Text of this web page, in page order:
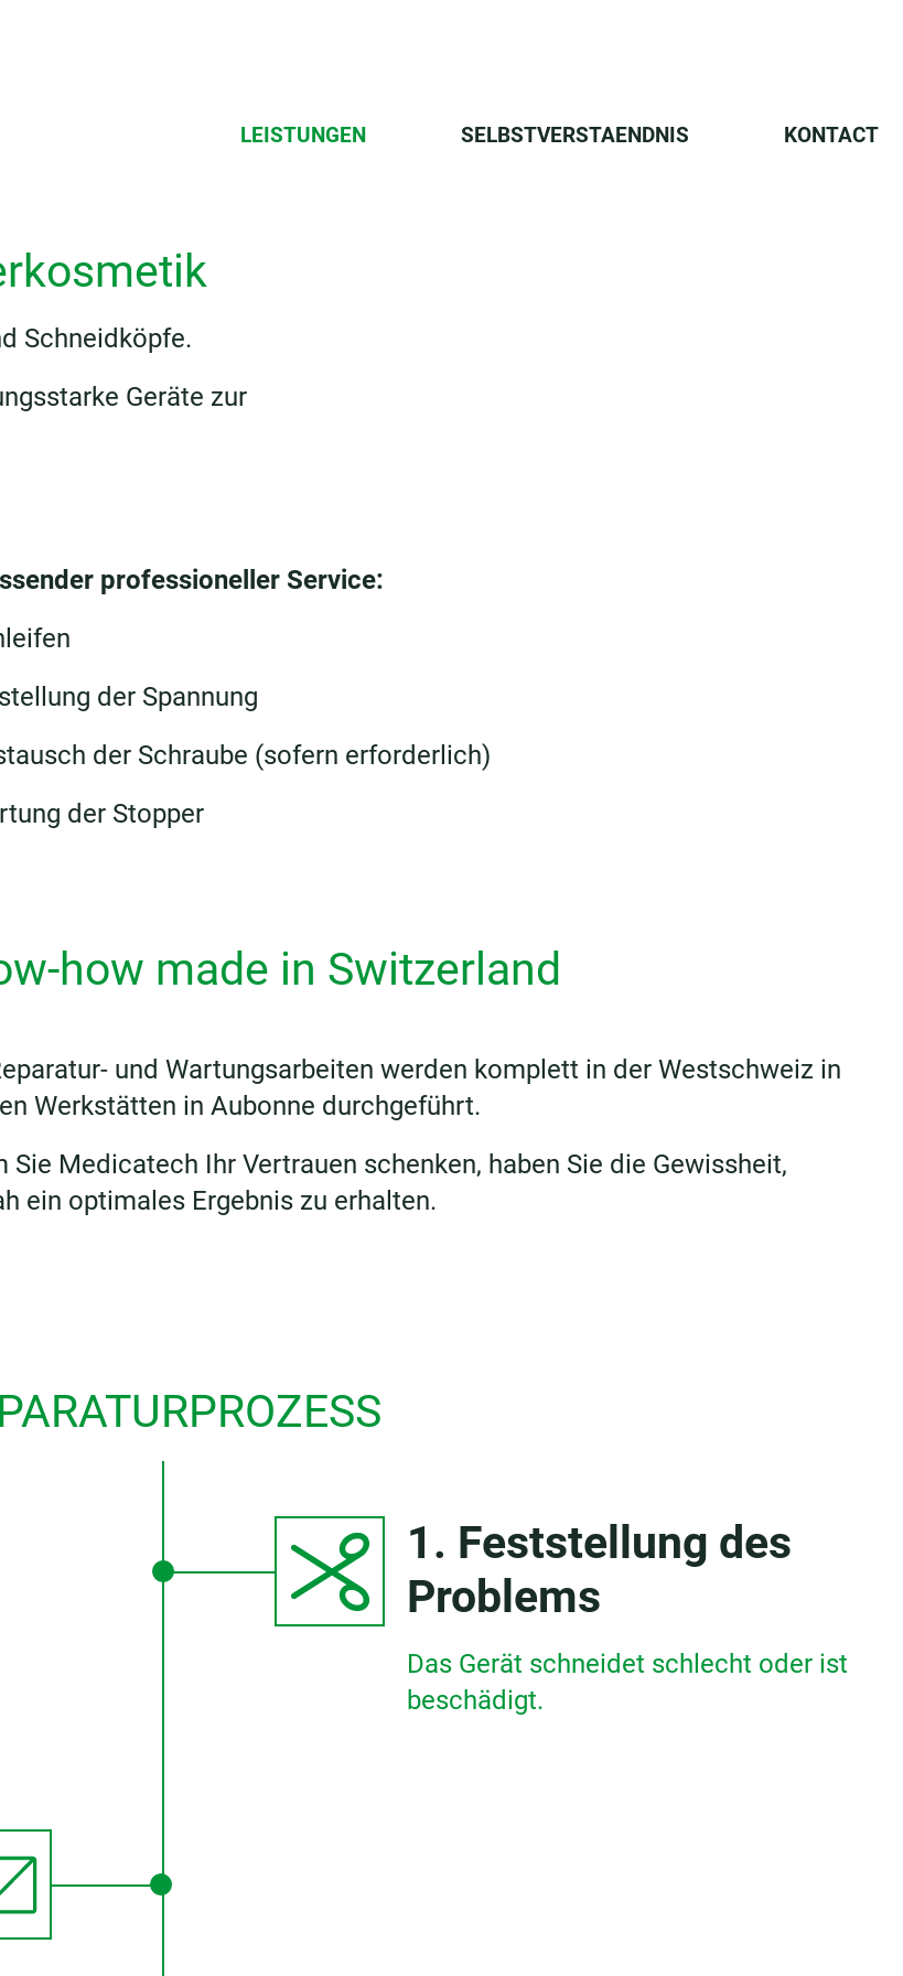
LEISTUNGEN SELBSTVERSTAENDNIS KONTACT
Schneidköpfe.
Geräte zur
professioneller Service:
der Spannung
der Schraube (sofern erforderlich)
der Stopper
how made in Switzerland
und Wartungsarbeiten werden komplett in der Westschweiz in
Werkstätten in Aubonne durchgeführt.
Sie Medicatech Ihr Vertrauen schenken, haben Sie die Gewissheit,
ein optimales Ergebnis zu erhalten.
1. Feststellung des
Problems
Das Gerät schneidet schlecht oder ist
beschädigt.